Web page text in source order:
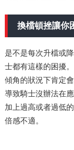
換檔頓挫讓你
是不是每次升檔或
士都有這樣的困擾
傾角的狀況下肯定
導致騎士沒辦法在
加上過高或者過低
倍感不適。